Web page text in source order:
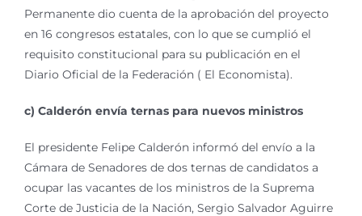
Permanente dio cuenta de la aprobación del proyecto
en 16 congresos estatales, con lo que se cumplió el
requisito constitucional para su publicación en el
Diario Oficial de la Federación ( El Economista).
c) Calderón envía ternas para nuevos ministros
El presidente Felipe Calderón informó del envío a la
Cámara de Senadores de dos ternas de candidatos a
ocupar las vacantes de los ministros de la Suprema
Corte de Justicia de la Nación, Sergio Salvador Aguirre